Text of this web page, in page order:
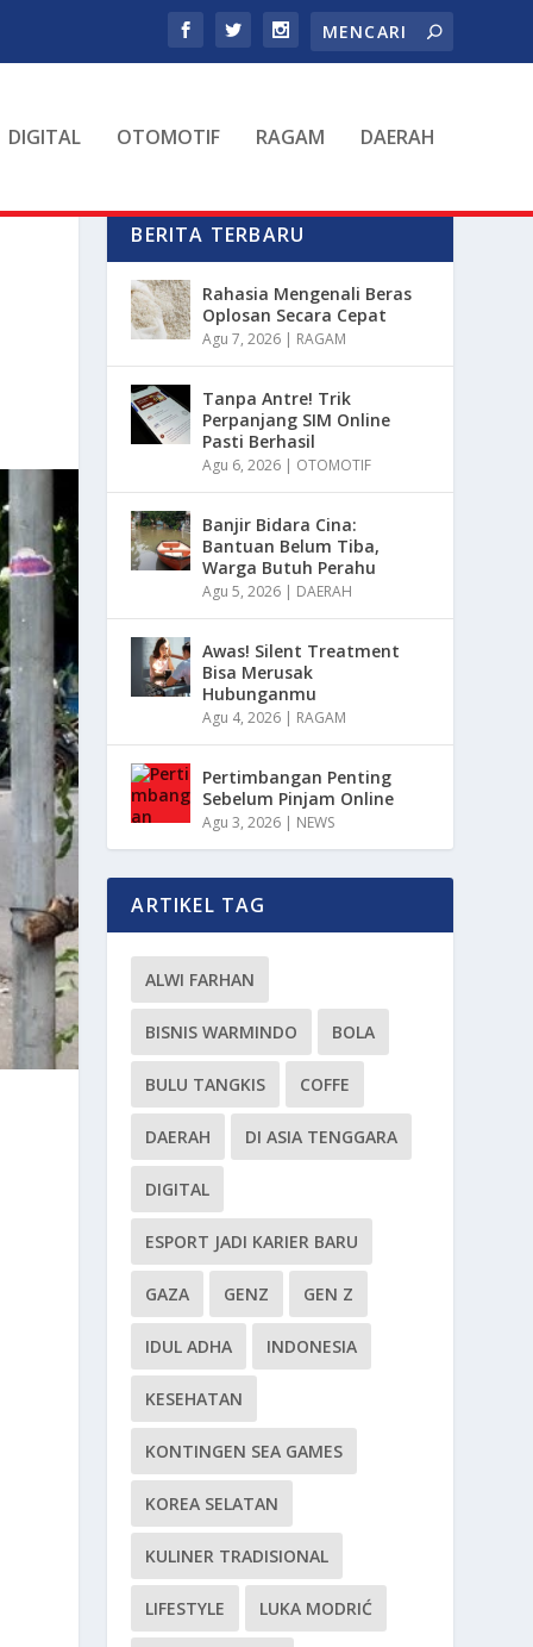
DIGITAL OTOMOTIF RAGAM DAERAH
BERITA TERBARU
Rahasia Mengenali Beras
Oplosan Secara Cepat
Agu 7, 2026 | RAGAM
Tanpa Antre! Trik
Perpanjang SIM Online
Pasti Berhasil
Agu 6, 2026 | OTOMOTIF
Banjir Bidara Cina:
Bantuan Belum Tiba,
Warga Butuh Perahu
Agu 5, 2026 | DAERAH
Awas! Silent Treatment
Bisa Merusak
Hubunganmu
Agu 4, 2026 | RAGAM
Pertimbangan Penting
Sebelum Pinjam Online
Agu 3, 2026 | NEWS
ARTIKEL TAG
ALWI FARHAN
BISNIS WARMINDO BOLA
BULU TANGKIS COFFE
DAERAH DI ASIA TENGGARA
DIGITAL
ESPORT JADI KARIER BARU
GAZA GENZ GEN Z
IDUL ADHA INDONESIA
KESEHATAN
KONTINGEN SEA GAMES
KOREA SELATAN
KULINER TRADISIONAL
LIFESTYLE LUKA MODRIĆ